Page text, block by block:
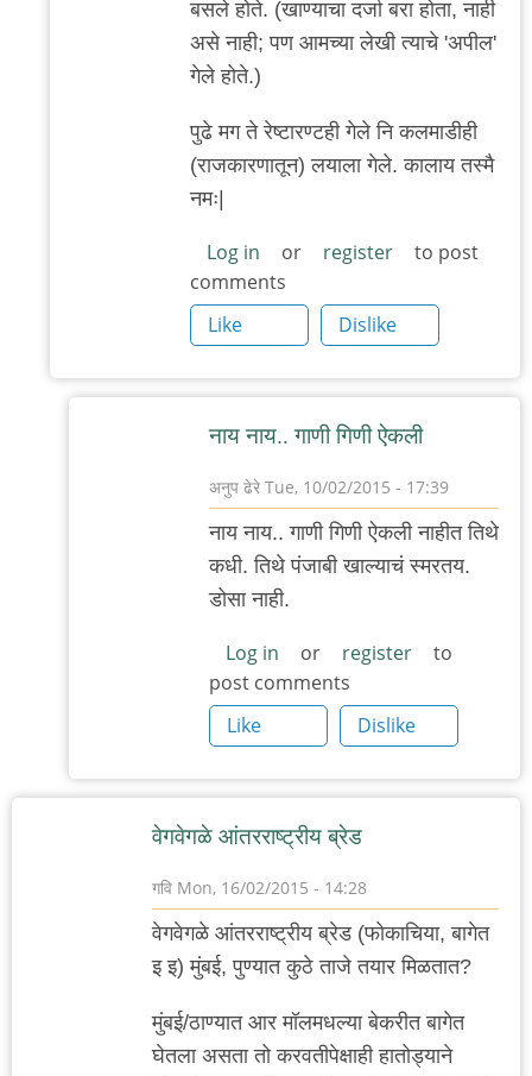
बसले होते. (खाण्याचा दर्जा बरा होता, नाही
असे नाही; पण आमच्या लेखी त्याचे 'अपील'
गेले होते.)
पुढे मग ते रेष्टारण्टही गेले नि कलमाडीही
(राजकारणातून) लयाला गेले. कालाय तस्मै
नमः|
Log in or register
to post
comments
Like
Dislike
नाय नाय.. गाणी गिणी ऐकली
अनुप ढेरे Tue, 10/02/2015 - 17:39
In
reply
to
'पीसीएच'...
by
'न'वी
बाजू
नाय नाय.. गाणी गिणी ऐकली नाहीत तिथे
कधी. तिथे पंजाबी खाल्याचं स्मरतय.
डोसा नाही.
Log in or register
to
post comments
Like
Dislike
वेगवेगळे आंतरराष्ट्रीय ब्रेड
गवि Mon, 16/02/2015 - 14:28
वेगवेगळे आंतरराष्ट्रीय ब्रेड (फोकाचिया, बागेत
इ इ) मुंबई, पुण्यात कुठे ताजे तयार मिळतात?
मुंबई/ठाण्यात आर मॉलमधल्या बेकरीत बागेत
घेतला असता तो करवतीपेक्षाही हातोड्याने